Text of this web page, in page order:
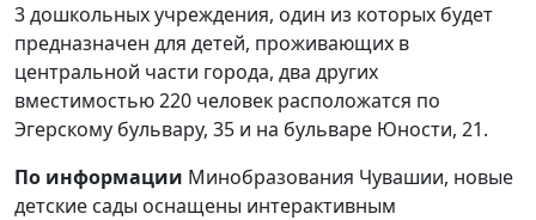
3 дошкольных учреждения, один из которых будет
предназначен для детей, проживающих в
центральной части города, два других
вместимостью 220 человек расположатся по
Эгерскому бульвару, 35 и на бульваре Юности, 21.
По информации Минобразования Чувашии, новые
детские сады оснащены интерактивным